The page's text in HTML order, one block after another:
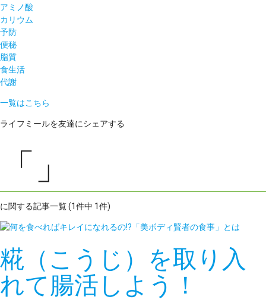
アミノ酸
カリウム
予防
便秘
脂質
食生活
代謝
一覧はこちら
ライフミールを友達にシェアする
「」
に関する記事一覧 (1件中 1件)
糀（こうじ）を取り入
れて腸活しよう！